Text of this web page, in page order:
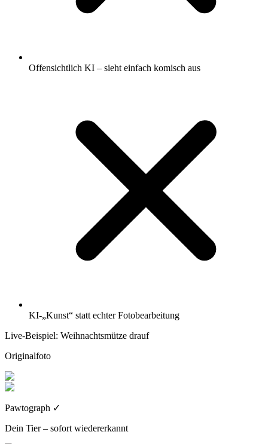
Offensichtlich KI – sieht einfach komisch aus
KI-„Kunst“ statt echter Fotobearbeitung
Live-Beispiel: Weihnachtsmütze drauf
Originalfoto
Pawtograph ✓
Dein Tier – sofort wiedererkannt